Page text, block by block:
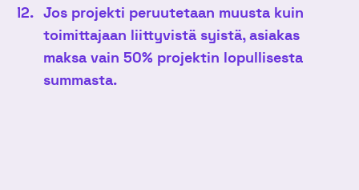
Jos projekti peruutetaan muusta kuin
toimittajaan liittyvistä syistä, asiakas
maksa vain 50% projektin lopullisesta
summasta.